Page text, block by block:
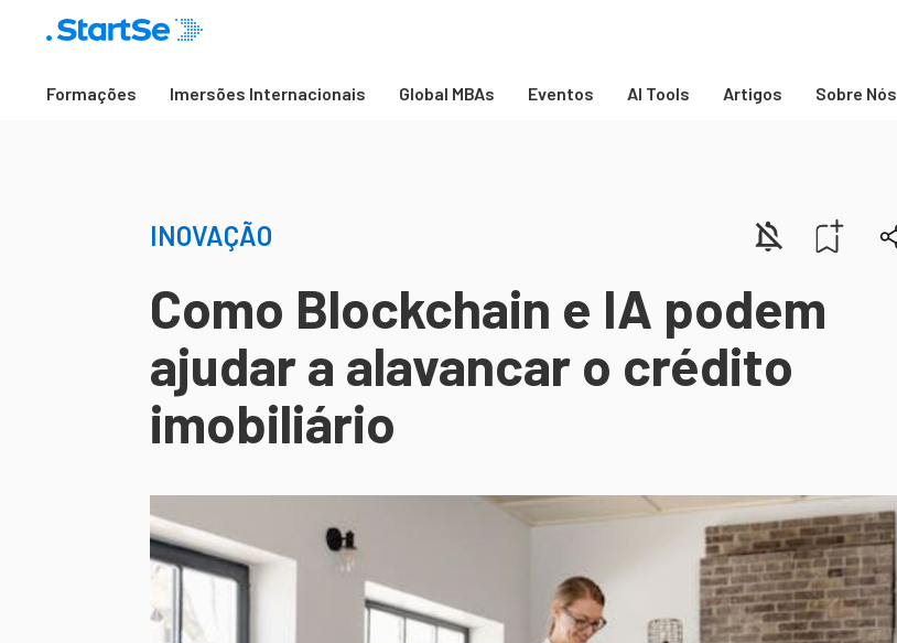
Formações Imersões Internacionais Global MBAs Eventos AI Tools Artigos Sobre Nós
INOVAÇÃO
Como Blockchain e IA podem
ajudar a alavancar o crédito
imobiliário